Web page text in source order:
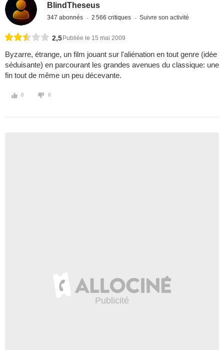
BlindTheseus
347 abonnés 2 566 critiques Suivre son activité
2,5 Publiée le 15 mai 2009
Byzarre, étrange, un film jouant sur l'aliénation en tout genre (idée
séduisante) en parcourant les grandes avenues du classique: une
fin tout de même un peu décevante.
0 0